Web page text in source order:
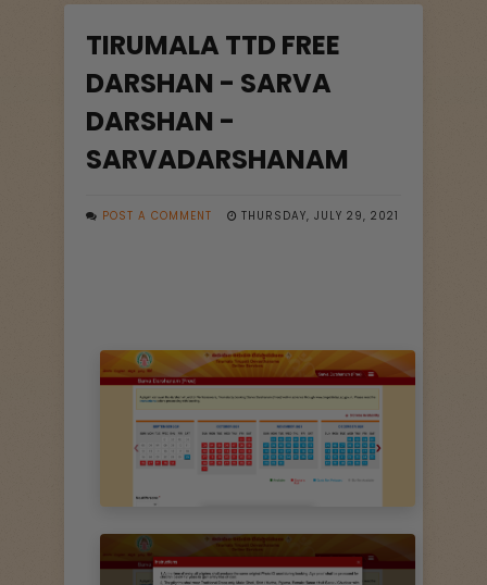
TIRUMALA TTD FREE
DARSHAN - SARVA
DARSHAN -
SARVADARSHANAM
POST A COMMENT THURSDAY, JULY 29, 2021